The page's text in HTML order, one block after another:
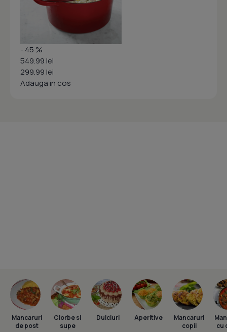
- 45 %
549.99 lei
299.99 lei
Adauga in cos
Mancaruri
de post
Ciorbe si
supe
Dulciuri Aperitive
Mancaruri
copii
cu